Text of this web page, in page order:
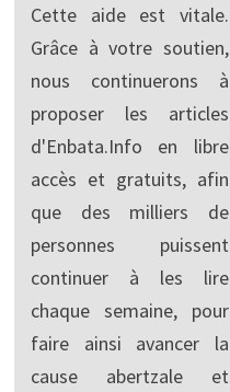
Cette aide est vitale.
Grâce à votre soutien,
nous continuerons à
proposer les articles
d'Enbata.Info en libre
accès et gratuits, afin
que des milliers de
personnes puissent
continuer à les lire
chaque semaine, pour
faire ainsi avancer la
cause abertzale et